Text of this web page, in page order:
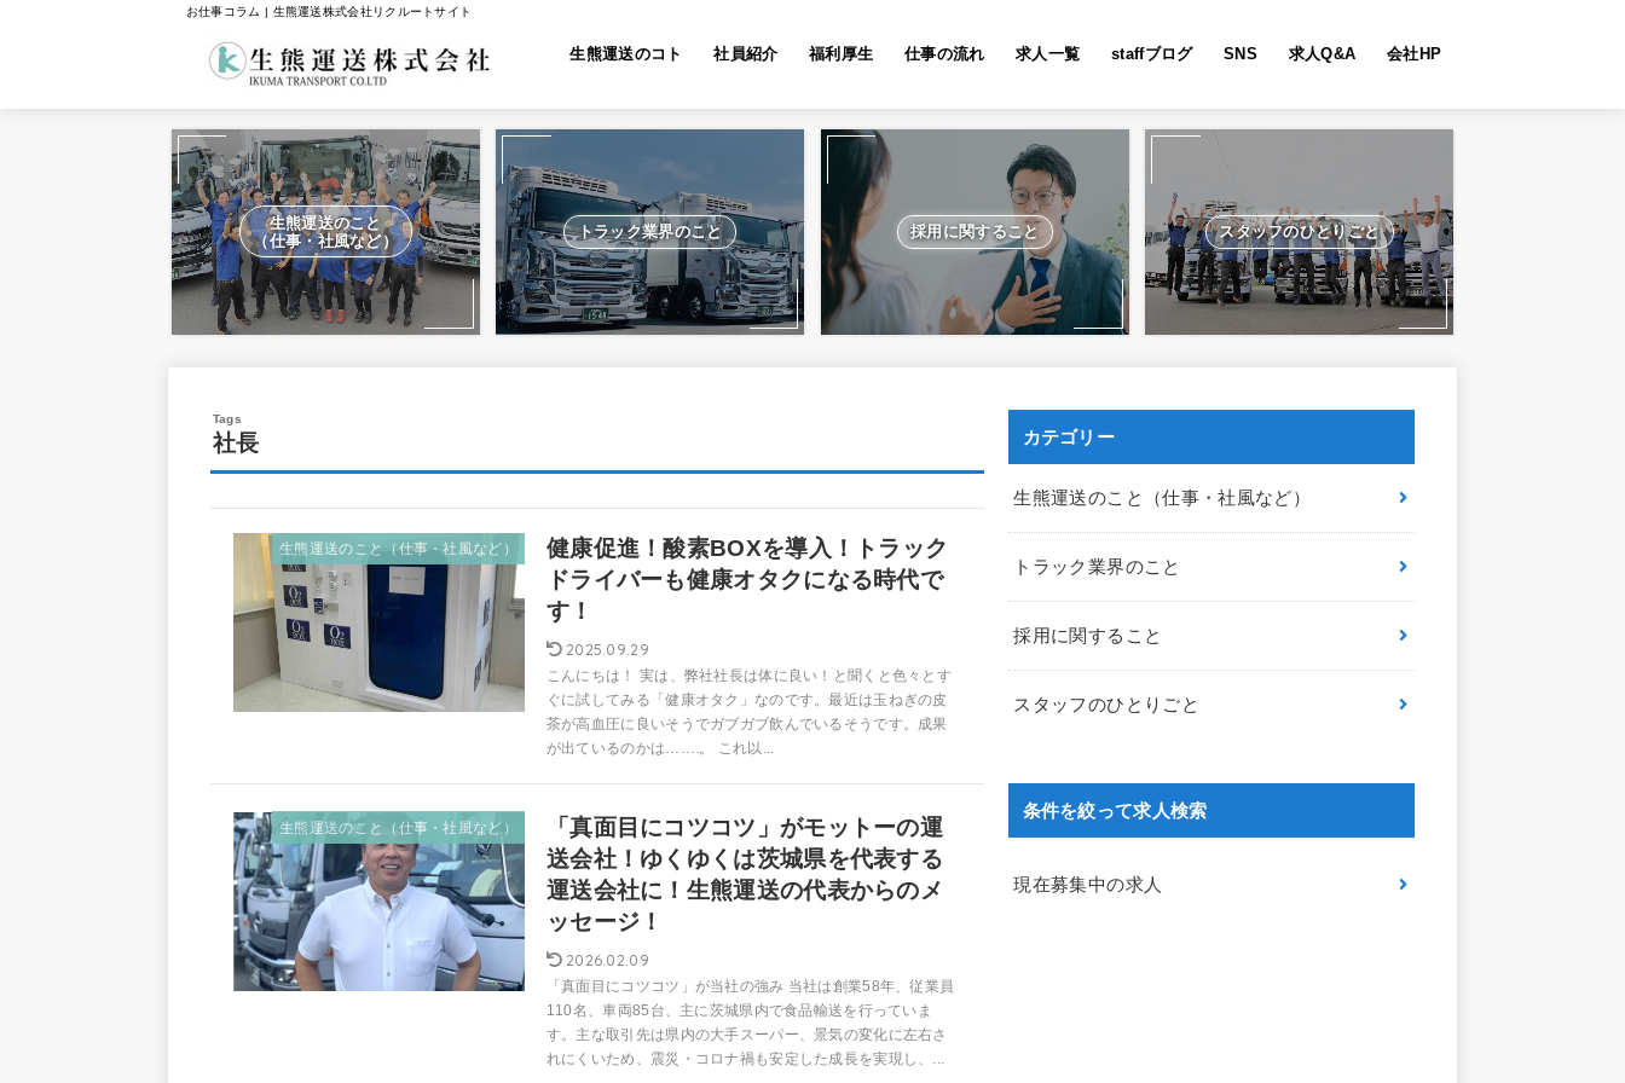
お仕事コラム | 生熊運送株式会社リクルートサイト
生熊運送のコト 社員紹介 福利厚生 仕事の流れ 求人一覧 staffブログ SNS 求人Q&A 会社HP
生熊運送のこと
（仕事・社風など）
トラック業界のこと 採用に関すること スタッフのひとりごと
社長
生熊運送のこと（仕事・社風など）
健康促進！酸素BOXを導入！トラック
ドライバーも健康オタクになる時代で
す！
2025.09.29
こんにちは！ 実は、弊社社長は体に良い！と聞くと色々とす
ぐに試してみる「健康オタク」なのです。最近は玉ねぎの皮
茶が高血圧に良いそうでガブガブ飲んでいるそうです。成果
が出ているのかは…….。 これ以...
生熊運送のこと（仕事・社風など）
「真面目にコツコツ」がモットーの運
送会社！ゆくゆくは茨城県を代表する
運送会社に！生熊運送の代表からのメ
ッセージ！
2026.02.09
「真面目にコツコツ」が当社の強み 当社は創業58年、従業員
110名、車両85台、主に茨城県内で食品輸送を行っていま
す。主な取引先は県内の大手スーパー、景気の変化に左右さ
れにくいため、震災・コロナ禍も安定した成長を実現し、...
カテゴリー
生熊運送のこと（仕事・社風など）
トラック業界のこと
採用に関すること
スタッフのひとりごと
条件を絞って求人検索
現在募集中の求人